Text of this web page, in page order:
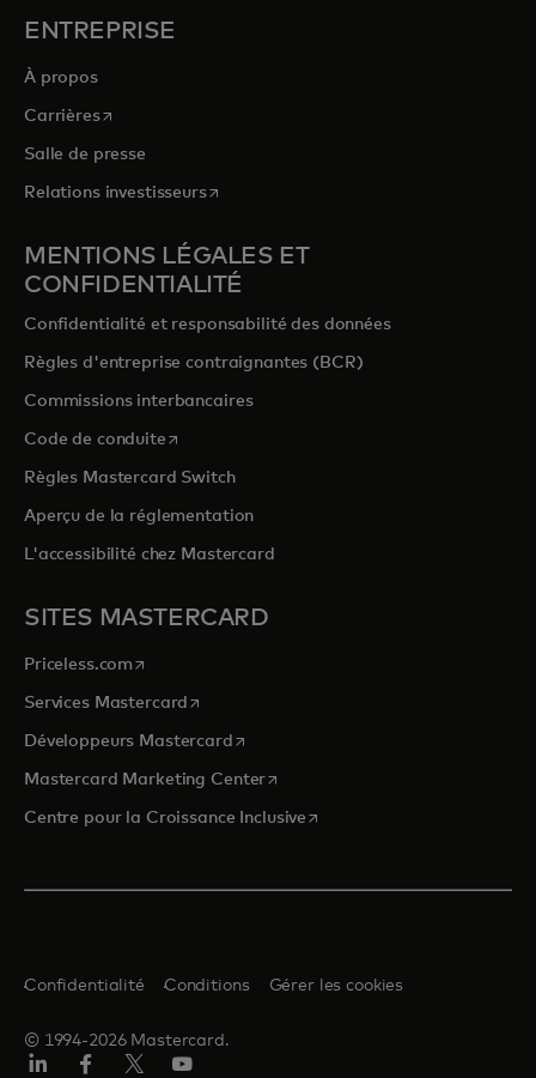
ENTREPRISE
À propos
Carrièress’ouvre dans un nouvel onglet
Salle de presse
Relations investisseurss’ouvre dans un nouvel onglet
MENTIONS LÉGALES ET
CONFIDENTIALITÉ
Confidentialité et responsabilité des données
Règles d'entreprise contraignantes (BCR)
Commissions interbancaires
Code de conduites’ouvre dans un nouvel onglet
Règles Mastercard Switch
Aperçu de la réglementation
L'accessibilité chez Mastercard
SITES MASTERCARD
Priceless.com s’ouvre dans un nouvel onglet
Services Mastercard s’ouvre dans un nouvel onglet
Développeurs Mastercards’ouvre dans un nouvel onglet
Mastercard Marketing Centers’ouvre dans un nouvel onglet
Centre pour la Croissance Inclusive s’ouvre dans un nouvel
© 1994-2026 Mastercard.
Confidentialité Conditions Gérer les cookies